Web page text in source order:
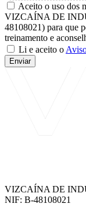
Aceito o uso dos
VIZCAÍNA DE
48108021) para que
treinamento e
Li e aceito o
Enviar
VIZCAÍNA DE
NIF: B-48108021